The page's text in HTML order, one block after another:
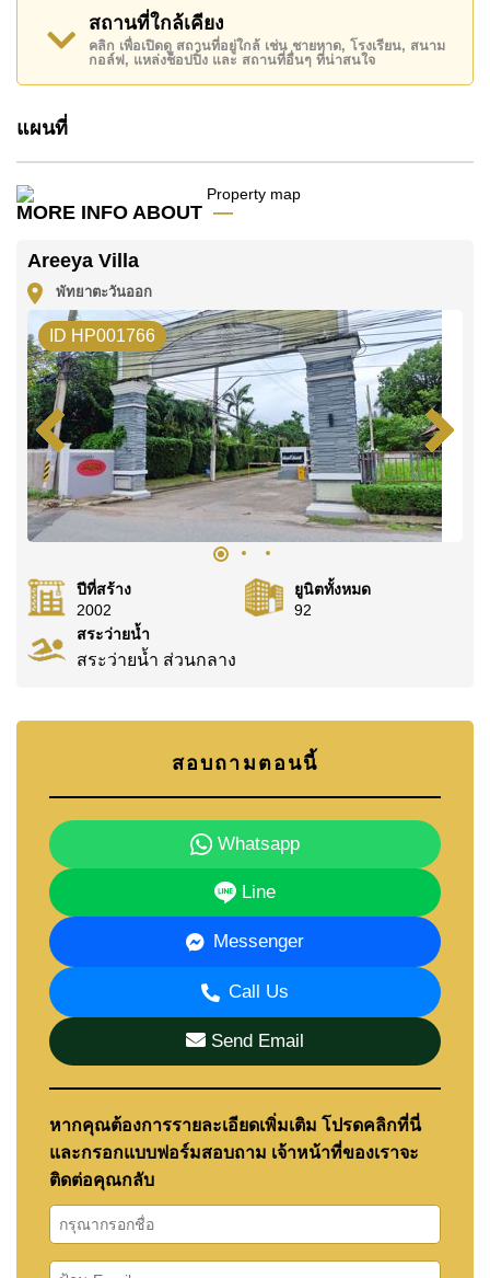
รพ.กรุงเทพพัทยา
อสังหาริมทรัพย์นี้มีไว้สำหรับขายในราคา ฿ 6,900,000
บาท
โฉนดที่ดินของอสังหาริมทรัพย์นี้อยู่ภายใต้กรรมสิทธิ์ ชื่อ
ค้นพบโอกาสในการทำให้ที่อยู่อาศัยนี้เป็นบ้านในฝันของ
คุณ!
ติดต่อ Cornerstone Real Estate โทร +6638411250
หรือ อีเมล
WhatsApp ของสำนักงาน:+66807945904และ LINE:
@cornerstonepattaya
สถานที่ใกล้เคียง
คลิก เพื่อเปิดดู สถานที่อยู่ใกล้ เช่น ชายหาด, โรงเรียน, สนาม
กอล์ฟ, แหล่งช็อปปิ้ง และ สถานที่อื่นๆ ที่น่าสนใจ
แผนที่
MORE INFO ABOUT
Areeya Villa
พัทยาตะวันออก
ID HP001766
ปีที่สร้าง
2002
ยูนิตทั้งหมด
92
สระว่ายน้ำ
สระว่ายน้ำ ส่วนกลาง
สอบถามตอนนี้
Whatsapp
Line
Messenger
Call Us
Send Email
หากคุณต้องการรายละเอียดเพิ่มเติม โปรดคลิกที่นี่
และกรอกแบบฟอร์มสอบถาม เจ้าหน้าที่ของเราจะ
ติดต่อคุณกลับ